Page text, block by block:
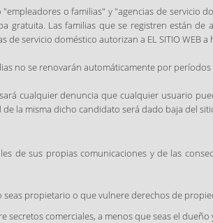
o familias" y "agencias de servicio
gratuita. Las familias que se registren están de
de servicio doméstico autorizan a EL SITIO
no se renovarán automáticamente por períodos
cualquier denuncia que cualquier usuario
la misma dicho candidato será dado baja del
de sus propias comunicaciones y de las
seas propietario o que vulnere derechos de
secretos comerciales, a menos que seas el